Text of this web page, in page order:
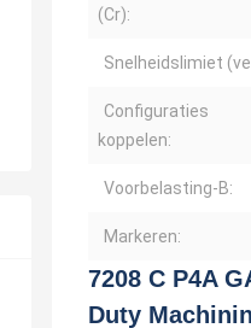
(Cr):
Snelheidslimiet
Configuraties
koppelen:
Voorbelasting-B:
Markeren:
7208 C P4A
Duty